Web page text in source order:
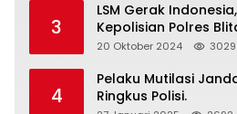
3
LSM Gerak
Kepolisian Polres
Polri” Harus
20 Oktober 2024 3029
4
Pelaku Mutilasi
Ringkus Polisi.